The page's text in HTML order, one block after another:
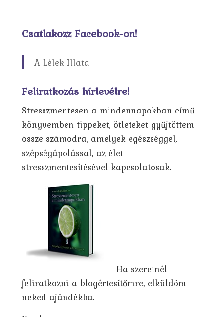
Csatlakozz Facebook-on!
A Lélek Illata
Feliratkozás hírlevélre!
Stresszmentesen a mindennapokban című
könyvemben tippeket, ötleteket gyűjtöttem
össze számodra, amelyek egészséggel,
szépségápolással, az élet
stresszmentesítésével kapcsolatosak.
Ha szeretnél
feliratkozni a blogértesítőmre, elküldöm
neked ajándékba.